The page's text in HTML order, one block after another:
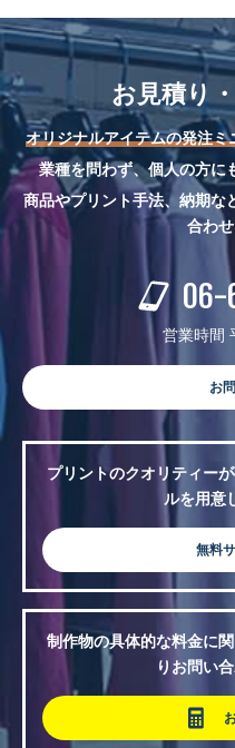
お見積り
オリジナルアイテムの発注
業種を問わず、個人の方に
商品やプリント手法、納期な
合わ
06-
営業時間
お
プリントのクオリティー
ルを用意
無料
制作物の具体的な料金に
りお問い